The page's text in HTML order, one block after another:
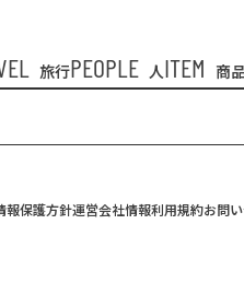
旅行PEOPLE 人ITEM 商
報保護方針運営会社情報利用規約お問